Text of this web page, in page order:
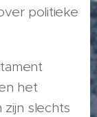
politieke
het
slechts